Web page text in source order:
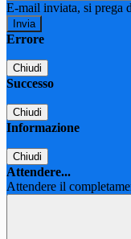
E-mail inviata, si prega
Errore
Chiudi
Successo
Chiudi
Informazione
Chiudi
Attendere...
Attendere il